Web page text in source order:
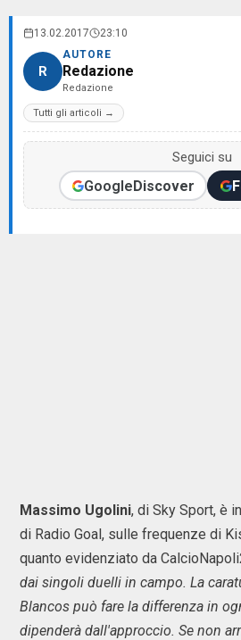
13.02.2017 23:10
R
AUTORE
Redazione
Redazione
Tutti gli articoli →
Seguici su
GoogleDiscover
Massimo Ugolini, di Sky Sport, è
di Radio Goal, sulle frequenze di
quanto evidenziato da
dai singoli duelli in campo. La
Blancos può fare la differenza in
dipenderà dall'approccio. Se non